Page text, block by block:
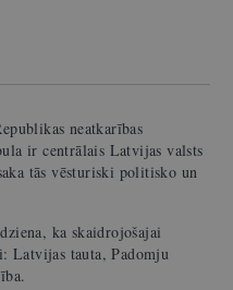
neatkarības
ir centrālais Latvijas valsts
tās vēsturiski politisko un
ka skaidrojošajai
Latvijas tauta, Padomju